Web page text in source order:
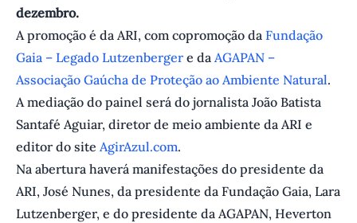
dezembro.
A promoção é da ARI, com copromoção da Fundação
Gaia – Legado Lutzenberger e da AGAPAN –
Associação Gaúcha de Proteção ao Ambiente Natural.
A mediação do painel será do jornalista João Batista
Santafé Aguiar, diretor de meio ambiente da ARI e
editor do site AgirAzul.com.
Na abertura haverá manifestações do presidente da
ARI, José Nunes, da presidente da Fundação Gaia, Lara
Lutzenberger, e do presidente da AGAPAN, Heverton